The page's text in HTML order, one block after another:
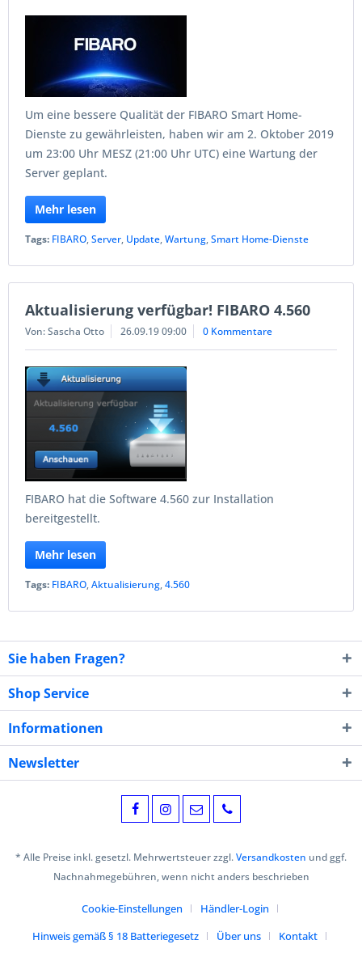
Um eine bessere Qualität der FIBARO Smart Home-
Dienste zu gewährleisten, haben wir am 2. Oktober 2019
um 23:00 Uhr MESZ (21:00 Uhr UTC) eine Wartung der
Server geplant.
Mehr lesen
Tags: FIBARO,Server, Update,Wartung,Smart Home-Dienste
Aktualisierung verfügbar! FIBARO 4.560
Von: Sascha Otto 26.09.19 09:00 0 Kommentare
FIBARO hat die Software 4.560 zur Installation
bereitgestellt.
Mehr lesen
Tags: FIBARO,Aktualisierung,4.560
Sie haben Fragen?
Shop Service
Informationen
Newsletter
* Alle Preise inkl. gesetzl. Mehrwertsteuer zzgl.Versandkosten und ggf.
Nachnahmegebühren, wenn nicht anders beschrieben
Cookie-Einstellungen
Händler-Login
Hinweis gemäß § 18 Batteriegesetz
Über uns
Kontakt